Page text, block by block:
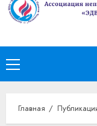
Основное
меню
Главная